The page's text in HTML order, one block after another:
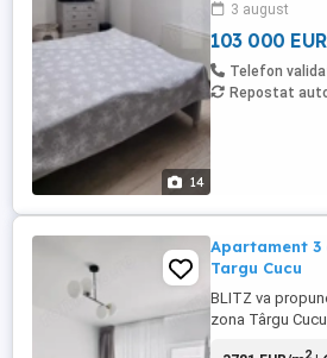
14
familie. Blocul
siguranță și
3 august
103 000 EUR
Telefon
Repostat
Apartament 3
Targu Cucu
BLITZ va
zona Târgu
2